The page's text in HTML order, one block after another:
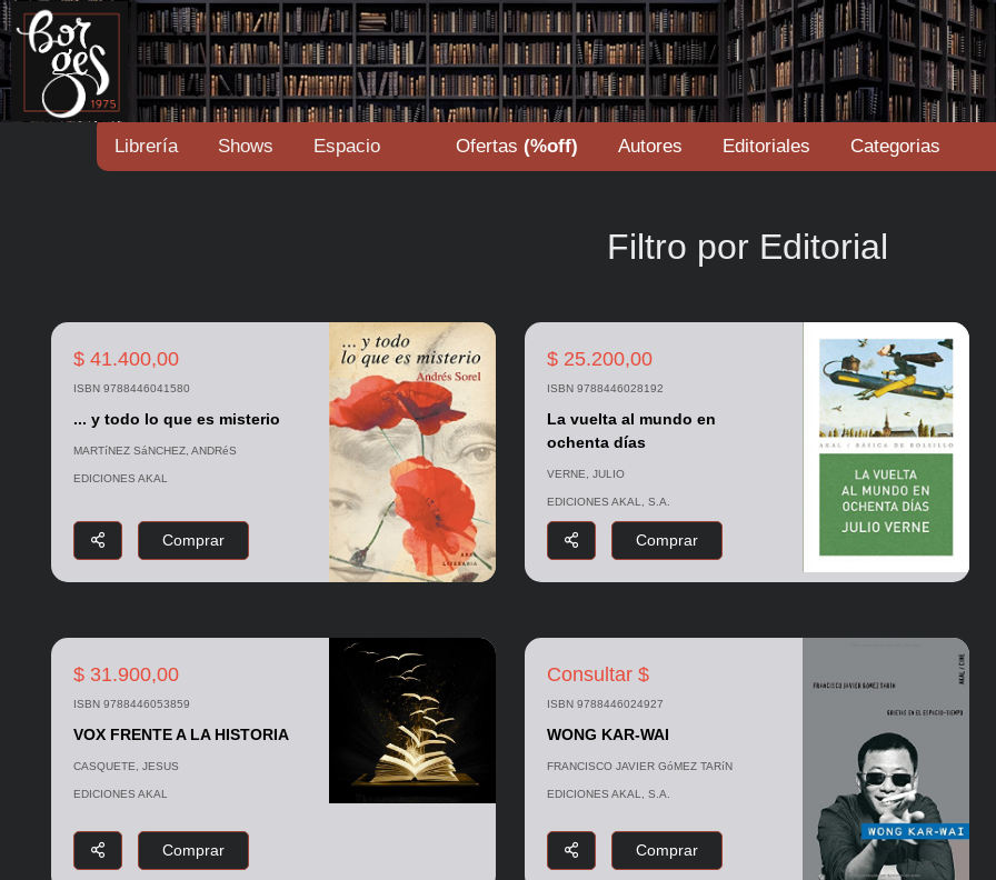
Librería Shows Espacio Ofertas (%off) Autores Editoriales Categorias
Filtro por Editorial
$ 41.400,00
ISBN 9788446041580
... y todo lo que es misterio
MARTíNEZ SáNCHEZ, ANDRéS
EDICIONES AKAL
Comprar
$ 25.200,00
ISBN 9788446028192
La vuelta al mundo en
ochenta días
VERNE, JULIO
EDICIONES AKAL, S.A.
Comprar
$ 31.900,00
ISBN 9788446053859
VOX FRENTE A LA HISTORIA
CASQUETE, JESUS
EDICIONES AKAL
Comprar
Consultar $
ISBN 9788446024927
WONG KAR-WAI
FRANCISCO JAVIER GóMEZ TARíN
EDICIONES AKAL, S.A.
Comprar